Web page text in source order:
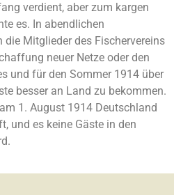
verdient, aber zum kargen
es. In abendlichen
Mitglieder des Fischervereins
neuer Netze oder den
und für den Sommer 1914 über
besser an Land zu bekommen.
1. August 1914 Deutschland
und es keine Gäste in den